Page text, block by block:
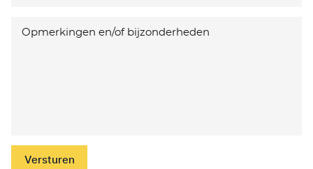
Versturen